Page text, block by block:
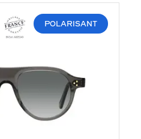
POLARISANT